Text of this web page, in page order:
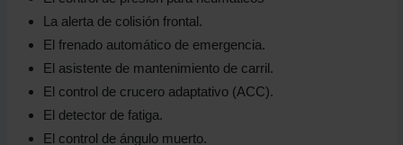
La alerta de colisión frontal.
El frenado automático de emergencia.
El asistente de mantenimiento de carril.
El control de crucero adaptativo (ACC).
El detector de fatiga.
El control de ángulo muerto.